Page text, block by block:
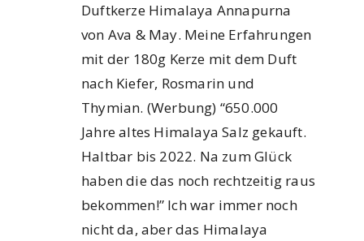
Duftkerze Himalaya Annapurna
von Ava & May. Meine Erfahrungen
mit der 180g Kerze mit dem Duft
nach Kiefer, Rosmarin und
Thymian. (Werbung) “650.000
Jahre altes Himalaya Salz gekauft.
Haltbar bis 2022. Na zum Glück
haben die das noch rechtzeitig raus
bekommen!” Ich war immer noch
nicht da, aber das Himalaya